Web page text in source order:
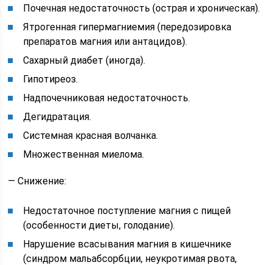
Почечная недостаточность (острая и хроническая).
Ятрогенная гипермагниемия (передозировка
препаратов магния или антацидов).
Сахарный диабет (иногда).
Гипотиреоз.
Надпочечниковая недостаточность.
Дегидратация.
Системная красная волчанка.
Множественная миелома.
— Снижение:
Недостаточное поступление магния с пищей
(особенности диеты, голодание).
Нарушение всасывания магния в кишечнике
(синдром мальабсорбции, неукротимая рвота,